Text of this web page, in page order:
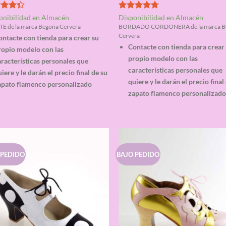
4.33
en Almacén
de la marca Begoña Cervera
con tienda para crear su
modelo con las
personales que
y le darán el precio final de su
flamenco personalizado
Valorado
con4.67
de 5
Disponibilidad en Almacén
BORDADO CORDONERA de la marca
Cervera
Contacte con tienda para crear
propio modelo con las
características personales que
quiere y le darán el precio final
zapato flamenco personalizado
BAJO PEDIDO